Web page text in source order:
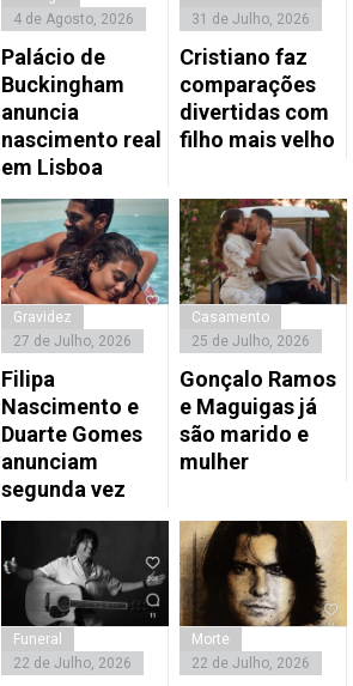
4 de Agosto, 2026
Palácio de
Buckingham
anuncia
nascimento real
em Lisboa
31 de Julho, 2026
Cristiano faz
comparações
divertidas com
filho mais velho
Gravidez
27 de Julho, 2026
Filipa
Nascimento e
Duarte Gomes
anunciam
segunda vez
Casamento
25 de Julho, 2026
Gonçalo Ramos
e Maguigas já
são marido e
mulher
Funeral
22 de Julho, 2026
Morte
22 de Julho, 2026